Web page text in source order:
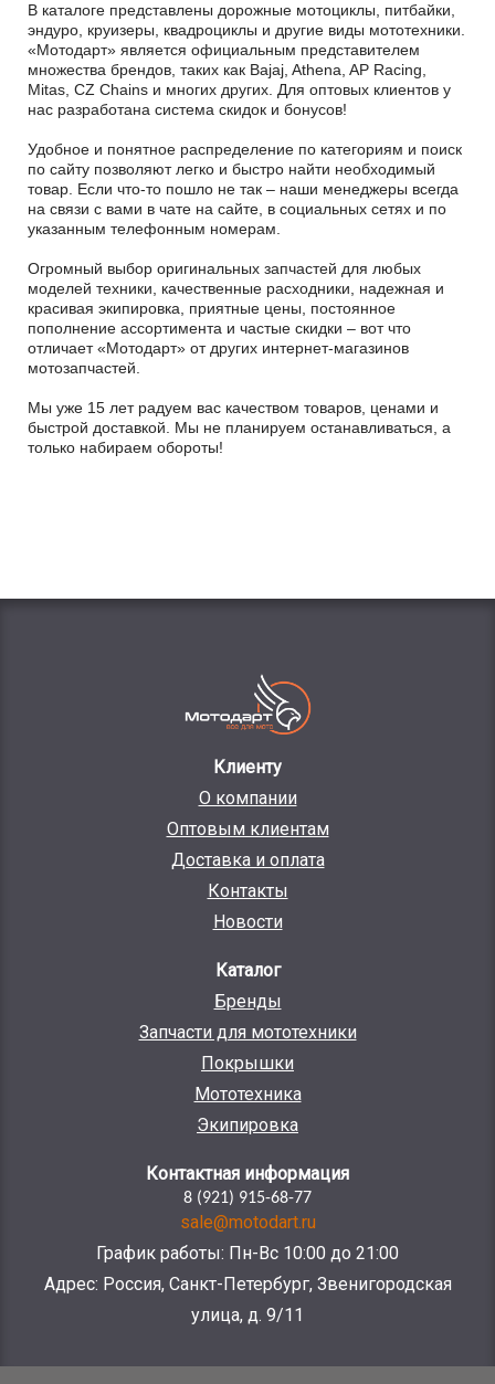
В каталоге представлены дорожные мотоциклы, питбайки,
эндуро, круизеры, квадроциклы и другие виды мототехники.
«Мотодарт» является официальным представителем
множества брендов, таких как Bajaj, Athena, AP Racing,
Mitas, CZ Chains и многих других. Для оптовых клиентов у
нас разработана система скидок и бонусов!
Удобное и понятное распределение по категориям и поиск
по сайту позволяют легко и быстро найти необходимый
товар. Если что-то пошло не так – наши менеджеры всегда
на связи с вами в чате на сайте, в социальных сетях и по
указанным телефонным номерам.
Огромный выбор оригинальных запчастей для любых
моделей техники, качественные расходники, надежная и
красивая экипировка, приятные цены, постоянное
пополнение ассортимента и частые скидки – вот что
отличает «Мотодарт» от других интернет-магазинов
мотозапчастей.
Мы уже 15 лет радуем вас качеством товаров, ценами и
быстрой доставкой. Мы не планируем останавливаться, а
только набираем обороты!
Клиенту
О компании
Оптовым клиентам
Доставка и оплата
Контакты
Новости
Каталог
Бренды
Запчасти для мототехники
Покрышки
Мототехника
Экипировка
Контактная информация
8 (921) 915-68-77
sale@motodart.ru
График работы: Пн-Вс 10:00 до 21:00
Адрес: Россия, Санкт-Петербург, Звенигородская
улица, д. 9/11